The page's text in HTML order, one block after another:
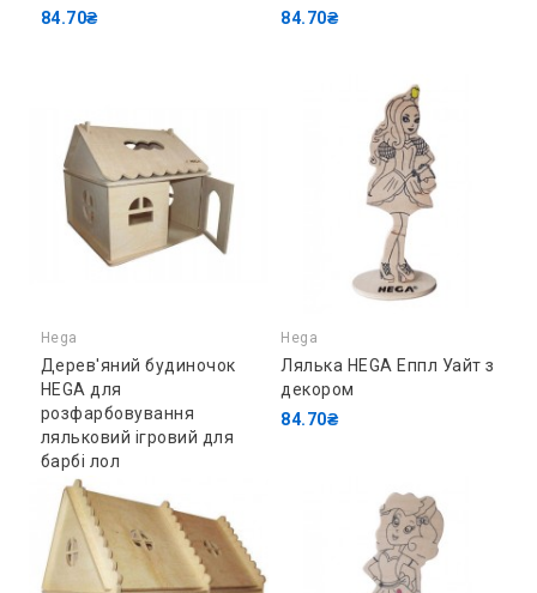
84.70₴
84.70₴
Hega
Дерев'яний будиночок
HEGA для
розфарбовування
ляльковий ігровий для
барбі лол
962.50₴
Hega
Лялька HEGA Еппл Уайт з
декором
84.70₴